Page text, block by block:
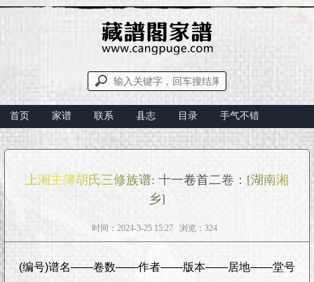
首页 家谱 联系 县志 目录 手气不错
上湘主簿胡氏三修族谱: 十一卷首二卷：[湖南湘
乡]
时间：2024-3-25 15:27 浏览：324
(编号)谱名——卷数——作者——版本——居地——堂号